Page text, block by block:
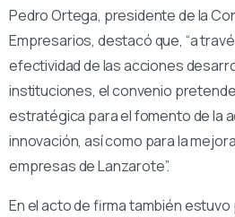
Pedro Ortega, presidente de la
Empresarios, destacó que, “a
efectividad de las acciones
instituciones, el convenio
estratégica para el fomento de la
innovación, así como para la
empresas de Lanzarote”.
En el acto de firma también